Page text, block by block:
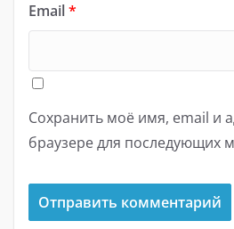
Email*
Сохранить моё имя, email и
браузере для последующих